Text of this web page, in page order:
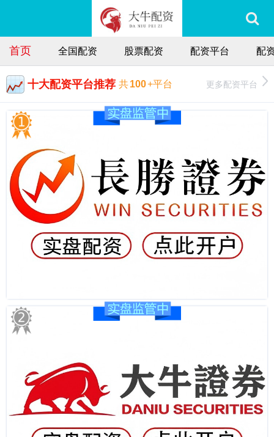
首页 全国配资 股票配资 配资平台 配
十大配资平台推荐 共100+平台 更多配资平台